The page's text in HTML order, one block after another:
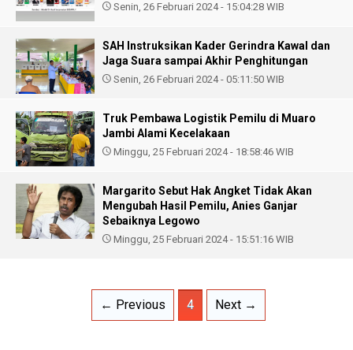
Senin, 26 Februari 2024 - 15:04:28 WIB
SAH Instruksikan Kader Gerindra Kawal dan
Jaga Suara sampai Akhir Penghitungan
Senin, 26 Februari 2024 - 05:11:50 WIB
Truk Pembawa Logistik Pemilu di Muaro
Jambi Alami Kecelakaan
Minggu, 25 Februari 2024 - 18:58:46 WIB
Margarito Sebut Hak Angket Tidak Akan
Mengubah Hasil Pemilu, Anies Ganjar
Sebaiknya Legowo
Minggu, 25 Februari 2024 - 15:51:16 WIB
← Previous 4 Next →